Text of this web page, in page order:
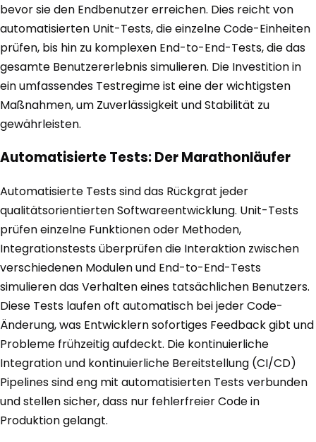
bevor sie den Endbenutzer erreichen. Dies reicht von
automatisierten Unit-Tests, die einzelne Code-Einheiten
prüfen, bis hin zu komplexen End-to-End-Tests, die das
gesamte Benutzererlebnis simulieren. Die Investition in
ein umfassendes Testregime ist eine der wichtigsten
Maßnahmen, um Zuverlässigkeit und Stabilität zu
gewährleisten.
Automatisierte Tests: Der Marathonläufer
Automatisierte Tests sind das Rückgrat jeder
qualitätsorientierten Softwareentwicklung. Unit-Tests
prüfen einzelne Funktionen oder Methoden,
Integrationstests überprüfen die Interaktion zwischen
verschiedenen Modulen und End-to-End-Tests
simulieren das Verhalten eines tatsächlichen Benutzers.
Diese Tests laufen oft automatisch bei jeder Code-
Änderung, was Entwicklern sofortiges Feedback gibt und
Probleme frühzeitig aufdeckt. Die kontinuierliche
Integration und kontinuierliche Bereitstellung (CI/CD)
Pipelines sind eng mit automatisierten Tests verbunden
und stellen sicher, dass nur fehlerfreier Code in
Produktion gelangt.